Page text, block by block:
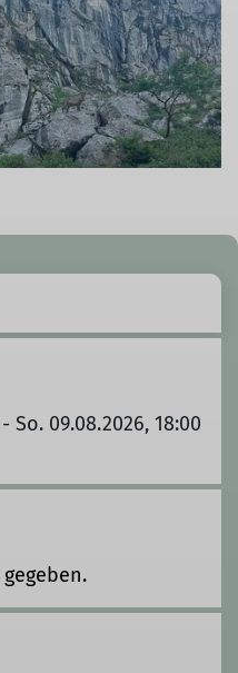
So. 09.08.2026, 18:00